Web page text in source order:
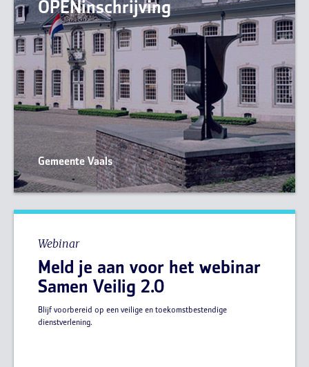
OPENinschrijving
Gemeente Vaals
Webinar
Meld je aan voor het webinar
Samen Veilig 2.0
Blijf voorbereid op een veilige en toekomstbestendige
dienstverlening.